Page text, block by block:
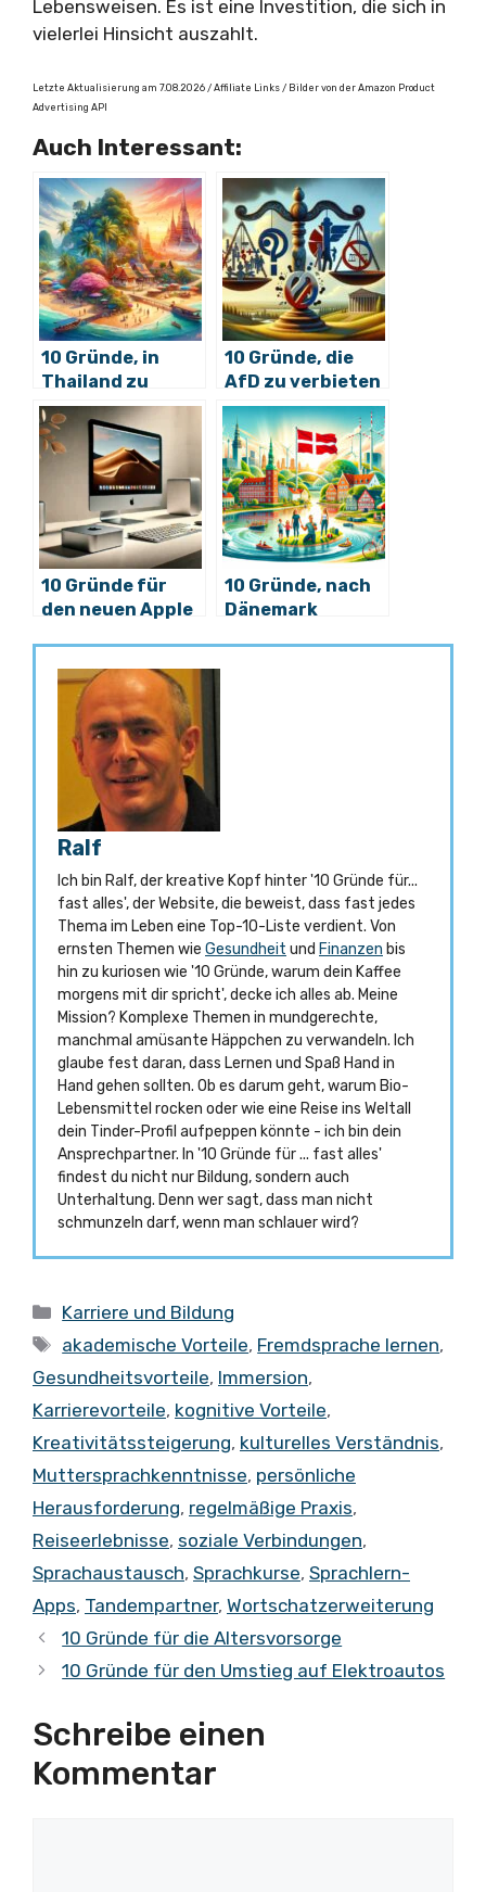
Lebensweisen. Es ist eine Investition, die sich in
vielerlei Hinsicht auszahlt.
Letzte Aktualisierung am 7.08.2026 / Affiliate Links / Bilder von der Amazon Product
Advertising API
Auch Interessant:
10 Gründe, in
Thailand zu
leben: das
Paradies wartet
10 Gründe, die
AfD zu verbieten
10 Gründe für
den neuen Apple
10 Gründe, nach
Dänemark
Ralf
Ich bin Ralf, der kreative Kopf hinter '10 Gründe für...
fast alles', der Website, die beweist, dass fast jedes
Thema im Leben eine Top-10-Liste verdient. Von
ernsten Themen wie Gesundheit und Finanzen bis
hin zu kuriosen wie '10 Gründe, warum dein Kaffee
morgens mit dir spricht', decke ich alles ab. Meine
Mission? Komplexe Themen in mundgerechte,
manchmal amüsante Häppchen zu verwandeln. Ich
glaube fest daran, dass Lernen und Spaß Hand in
Hand gehen sollten. Ob es darum geht, warum Bio-
Lebensmittel rocken oder wie eine Reise ins Weltall
dein Tinder-Profil aufpeppen könnte - ich bin dein
Ansprechpartner. In '10 Gründe für ... fast alles'
findest du nicht nur Bildung, sondern auch
Unterhaltung. Denn wer sagt, dass man nicht
schmunzeln darf, wenn man schlauer wird?
Kategorien
Karriere und Bildung
Schlagwörter
akademische Vorteile, Fremdsprache lernen,
Gesundheitsvorteile, Immersion,
Karrierevorteile, kognitive Vorteile,
Kreativitätssteigerung, kulturelles Verständnis,
Muttersprachkenntnisse, persönliche
Herausforderung, regelmäßige Praxis,
Reiseerlebnisse, soziale Verbindungen,
Sprachaustausch, Sprachkurse, Sprachlern-
Apps, Tandempartner, Wortschatzerweiterung
10 Gründe für die Altersvorsorge
10 Gründe für den Umstieg auf Elektroautos
Schreibe einen
Kommentar